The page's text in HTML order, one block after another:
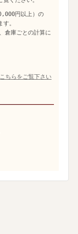
円以上）の
。
倉庫ごとの計算に
ちらをご覧下さい